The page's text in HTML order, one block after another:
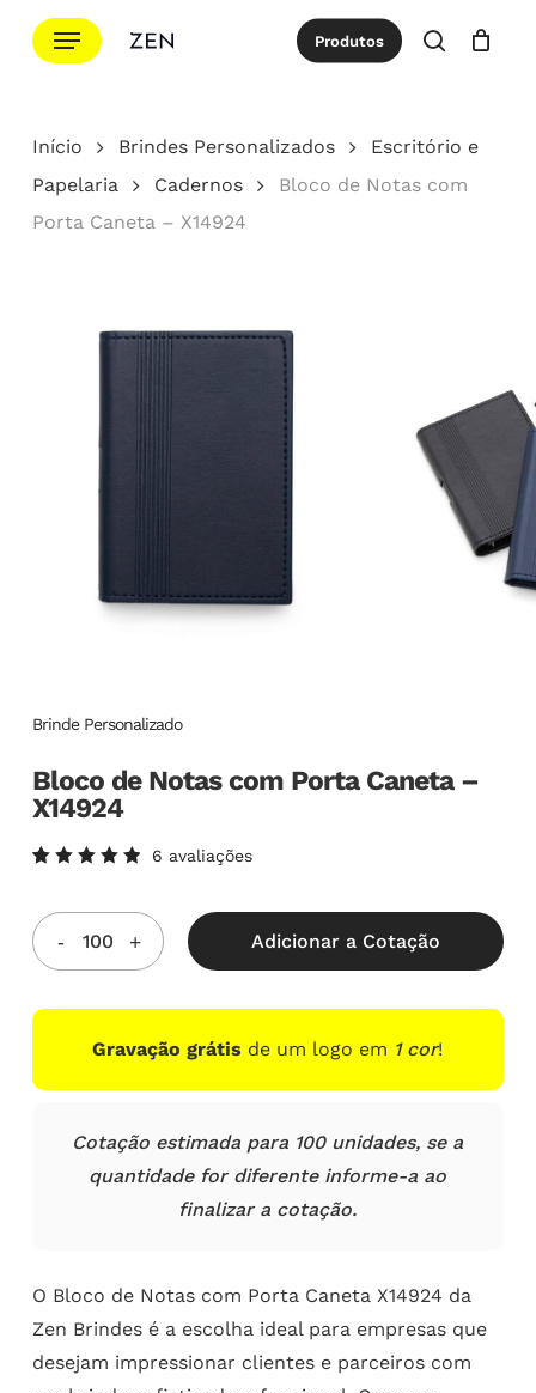
para
principal
Menu Produtos
procurar
Cotação Close
Início Brindes Personalizados
Escritório e
Papelaria
Cadernos
Bloco de Notas com
Porta Caneta – X14924
Brinde Personalizado
Bloco de Notas com Porta Caneta –
X14924
5.00de
5, com
baseado
em
clientes
6 avaliações
Adicionar a Cotação
Gravação grátis de um logo em 1 cor!
Cotação estimada para 100 unidades, se a
quantidade for diferente informe-a ao
finalizar a cotação.
O Bloco de Notas com Porta Caneta X14924 da
Zen Brindes é a escolha ideal para empresas que
desejam impressionar clientes e parceiros com